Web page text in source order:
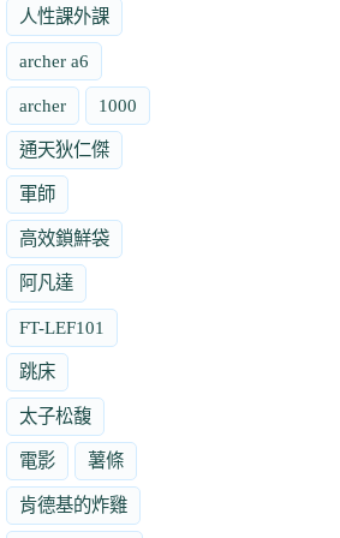
人性課外課
archer a6
archer 1000
通天狄仁傑
軍師
高效鎖鮮袋
阿凡達
FT-LEF101
跳床
太子松馥
電影 薯條
肯德基的炸雞